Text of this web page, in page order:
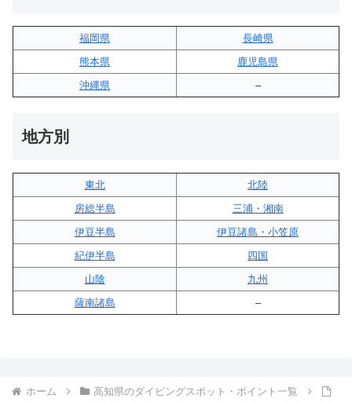
福岡県
長崎県
熊本県
鹿児島県
沖縄県
–
地方別
東北
北陸
房総半島
三浦・湘南
伊豆半島
伊豆諸島・小笠原
紀伊半島
四国
山陰
九州
薩南諸島
–
ホーム 高知県のダイビングスポット・ポイント一覧